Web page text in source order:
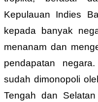
Kepulauan Indies
kepada banyak
menanam dan
pendapatan
sudah dimonopoli
Tengah dan